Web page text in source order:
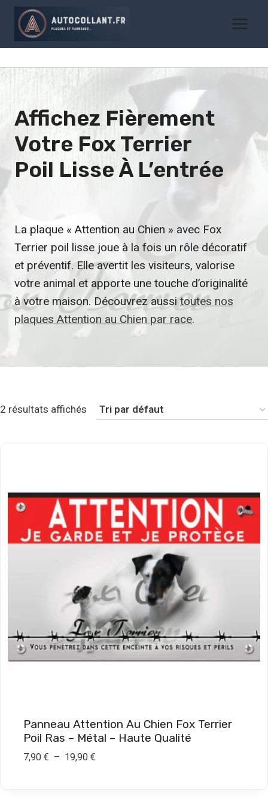
Aller
contenu
Affichez Fièrement
Votre Fox Terrier
Poil Lisse À L’entrée
La plaque « Attention au Chien » avec Fox
Terrier poil lisse joue à la fois un rôle décoratif
et préventif. Elle avertit les visiteurs, valorise
votre animal et apporte une touche d’originalité
à votre maison. Découvrez aussitoutes nos
plaques Attention au Chien par race.
2 résultats affichés
Panneau Attention Au Chien Fox Terrier
Poil Ras – Métal – Haute Qualité
7,90 € – 19,90 €P